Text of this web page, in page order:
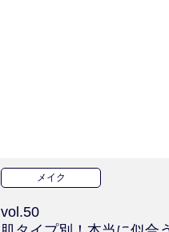
メイク
vol.50